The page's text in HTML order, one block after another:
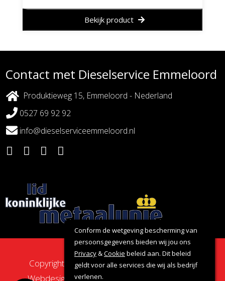
Conform de wetgeving bescherming van
persoonsgegevens bieden wij jou ons
Privacy&Cookie beleid aan. Dit beleid
geldt voor alle services die wij als bedrijf
verlenen.
Bekijk product
Contact met Dieselservice Emmeloord
Produktieweg 15, Emmeloord - Nederland
0527 69 92 92
info@dieselserviceemmeloord.nl
Copyright 2026 - Dieselservice Emmeloord |
Webdesign door:Nova Septem